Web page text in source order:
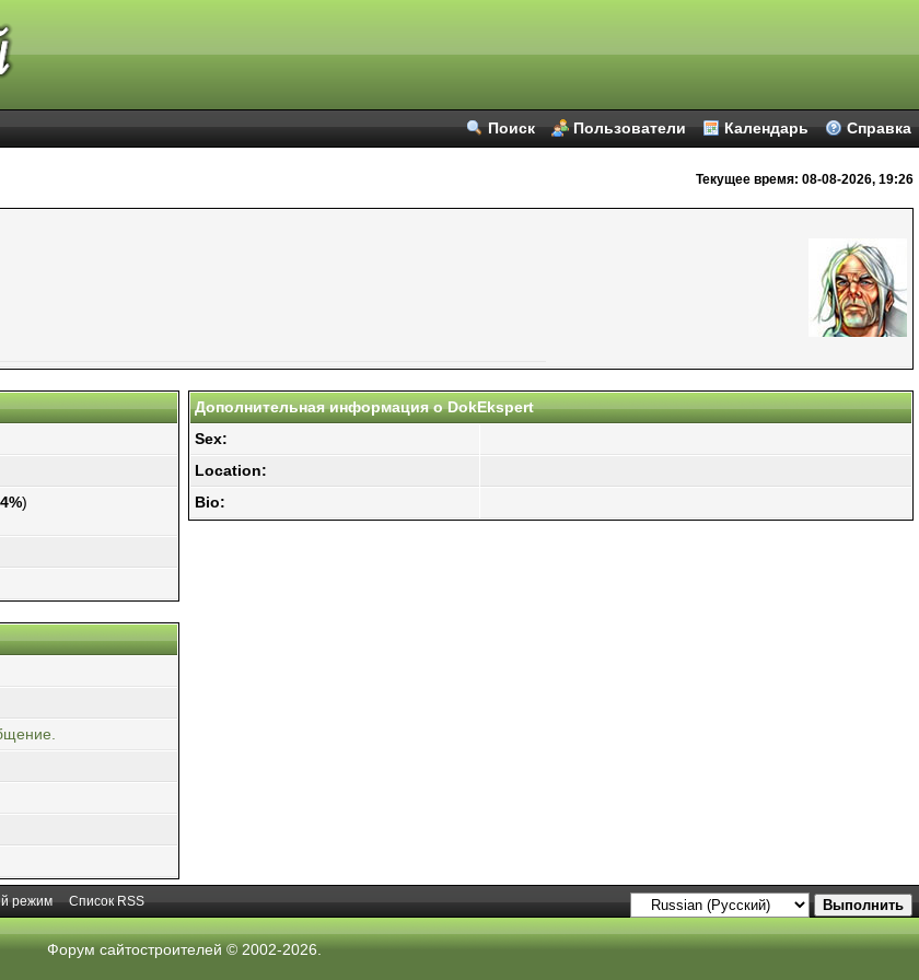
Поиск Пользователи Календарь Справка
Текущее время: 08-08-2026, 19:26
)
Дополнительная информация о DokEkspert
Sex:
Location:
Bio:
режим Список RSS
Форум сайтостроителей © 2002-2026.